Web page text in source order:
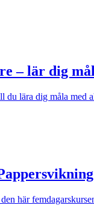
– lär dig
lära dig måla med
här